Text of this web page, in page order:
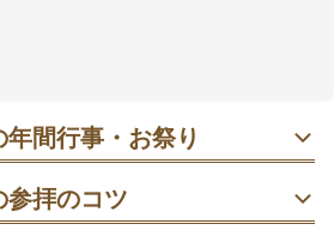
、参拝後は宝物殿の見学も流れ
縁成就・子宝安産・厄除け・交
、日々の願いをそっと整えたい
間行事・お祭り
床ライトアップ｜17:30〜19:30に
以降の拝観料が無料との案内もあ
すいので少し早めの到着が安心で
参拝のコツ